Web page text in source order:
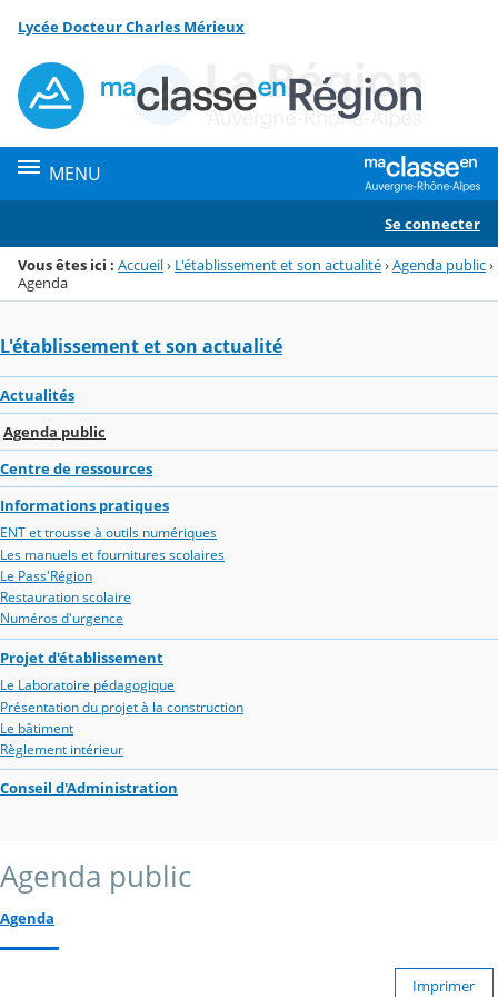
Menu de la rubrique
Contenu
Lycée Docteur Charles Mérieux
MENU
Se connecter
Vous êtes ici : Accueil› L'établissement et son actualité›Agenda public›
Agenda
L'établissement et son actualité
Actualités
Agenda public
Centre de ressources
Informations pratiques
ENT et trousse à outils numériques
Les manuels et fournitures scolaires
Le Pass'Région
Restauration scolaire
Numéros d'urgence
Projet d'établissement
Le Laboratoire pédagogique
Présentation du projet à la construction
Le bâtiment
Règlement intérieur
Conseil d'Administration
Agenda public
Agenda
Imprimer